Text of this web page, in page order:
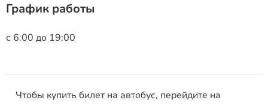
График работы
с 6:00 до 19:00
Чтобы купить билет на автобус, перейдите на